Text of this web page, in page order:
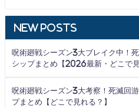
New Posts
呪術廻戦シーズン3大ブレイク中！
シップまとめ【2026最新・どこで見
呪術廻戦シーズン3大考察！死滅回
プまとめ【どこで見れる？】